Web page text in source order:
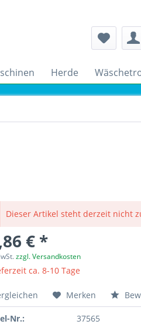
Herde
Dieser Artikel steht derzeit nicht
€ *
zzgl. Versandkosten
ca. 8-10 Tage
Merken
Nr.: 37565